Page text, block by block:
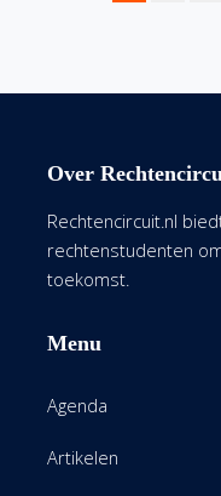
Over
Rechtencircuit.nl
rechtenstudenten
toekomst.
Menu
Agenda
Artikelen